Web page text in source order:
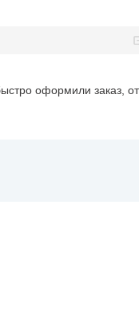
оформили заказ,